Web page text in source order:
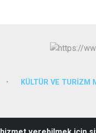
KÜLTÜR VE TURİZM